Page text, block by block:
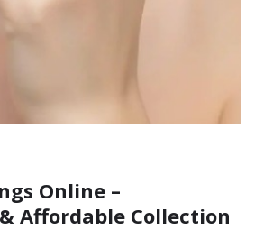
Online –
Affordable Collection